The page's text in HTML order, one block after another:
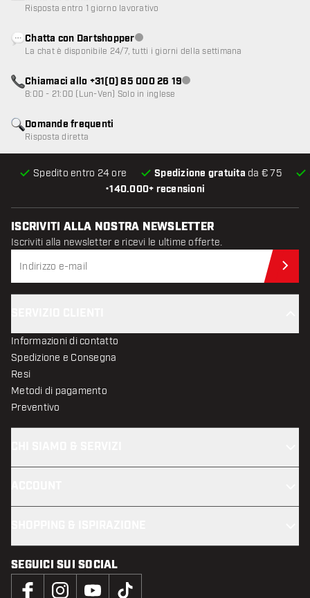
•140.000+ recensioni
Spedito entro 24 ore Spedizione gratuita da € 75
Domande frequenti
Risposta diretta
Risposta entro 1 giorno lavorativo
Chatta con DartshopperServizio clienti non disponibile
La chat è disponibile 24/7, tutti i giorni della settimana
Chiamaci allo +31(0) 85 000 26 19Servizio clienti non disponibile
8:00 - 21:00 (Lun-Ven) Solo in inglese
ISCRIVITI ALLA NOSTRA NEWSLETTER
Iscriviti alla newsletter e ricevi le ultime offerte.
Informazioni di contatto
Spedizione e Consegna
Resi
Metodi di pagamento
Preventivo
SEGUICI SUI SOCIAL